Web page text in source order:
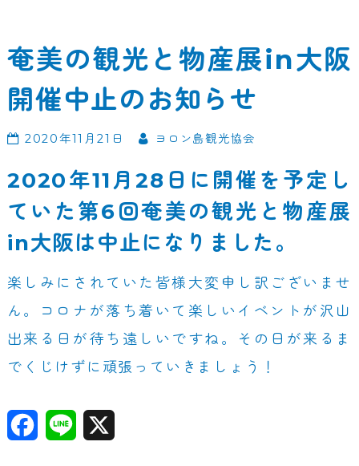
奄美の観光と物産展in大阪
開催中止のお知らせ
2020年11月21日 ヨロン島観光協会
2020年11月28日に開催を予定し
ていた第6回奄美の観光と物産展
in大阪は中止になりました。
楽しみにされていた皆様大変申し訳ございませ
ん。コロナが落ち着いて楽しいイベントが沢山
出来る日が待ち遠しいですね。その日が来るま
でくじけずに頑張っていきましょう！
F Li X